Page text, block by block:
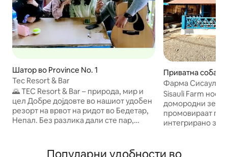
Шатор во Province No. 1
Tec Resort & Bar
🌄 TEC Resort & Bar – природа, мир и
цел Добре дојдовте во нашиот удобен
резорт на врвот на ридот во Бедетар,
Непал. Без разлика дали сте пар,
Кампување под ѕвезди | 🔥 Оган и
Приватна соба
Фарма Сисаули
Sisauli Farm носи
домородни
промовираат
интегрирано
на зеленчук,